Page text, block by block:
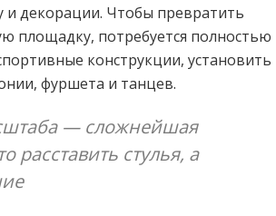
и декорации. Чтобы превратить
площадку, потребуется полностью
конструкции, установить
фуршета и танцев.
— сложнейшая
расставить стулья, а